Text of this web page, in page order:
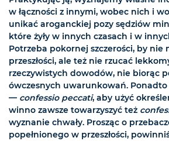
w łączności z innymi, wobec nich i
unikać aroganckiej pozy sędziów
które żyły w innych czasach i w
Potrzeba pokornej szczerości, by nie
przeszłości, ale też nie rzucać
rzeczywistych dowodów, nie biorąc
ówczesnych uwarunkowań.
— confessio peccati, aby użyć
winno zawsze towarzyszyć też
wyznanie chwały. Prosząc o
popełnionego w przeszłości,